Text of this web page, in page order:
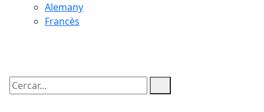
Alemany
Francès
Cercar: